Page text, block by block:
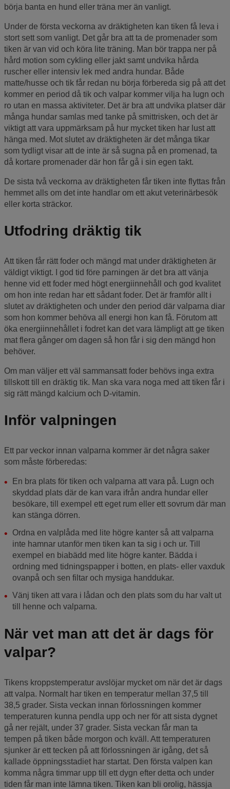
börja banta en hund eller träna mer än vanligt.
Under de första veckorna av dräktigheten kan tiken få leva i
stort sett som vanligt. Det går bra att ta de promenader som
tiken är van vid och köra lite träning. Man bör trappa ner på
hård motion som cykling eller jakt samt undvika hårda
ruscher eller intensiv lek med andra hundar. Både
matte/husse och tik får redan nu börja förbereda sig på att det
kommer en period då tik och valpar kommer vilja ha lugn och
ro utan en massa aktiviteter. Det är bra att undvika platser där
många hundar samlas med tanke på smittrisken, och det är
viktigt att vara uppmärksam på hur mycket tiken har lust att
hänga med. Mot slutet av dräktigheten är det många tikar
som tydligt visar att de inte är så sugna på en promenad, ta
då kortare promenader där hon får gå i sin egen takt.
De sista två veckorna av dräktigheten får tiken inte flyttas från
hemmet alls om det inte handlar om ett akut veterinärbesök
eller korta sträckor.
Utfodring dräktig tik
Att tiken får rätt foder och mängd mat under dräktigheten är
väldigt viktigt. I god tid före parningen är det bra att vänja
henne vid ett foder med högt energiinnehåll och god kvalitet
om hon inte redan har ett sådant foder. Det är framför allt i
slutet av dräktigheten och under den period där valparna diar
som hon kommer behöva all energi hon kan få. Förutom att
öka energiinnehållet i fodret kan det vara lämpligt att ge tiken
mat flera gånger om dagen så hon får i sig den mängd hon
behöver.
Om man väljer ett väl sammansatt foder behövs inga extra
tillskott till en dräktig tik. Man ska vara noga med att tiken får i
sig rätt mängd kalcium och D-vitamin.
Inför valpningen
Ett par veckor innan valparna kommer är det några saker
som måste förberedas:
En bra plats för tiken och valparna att vara på. Lugn och
skyddad plats där de kan vara ifrån andra hundar eller
besökare, till exempel ett eget rum eller ett sovrum där man
kan stänga dörren.
Ordna en valplåda med lite högre kanter så att valparna
inte hamnar utanför men tiken kan ta sig i och ur. Till
exempel en biabädd med lite högre kanter. Bädda i
ordning med tidningspapper i botten, en plats- eller vaxduk
ovanpå och sen filtar och mysiga handdukar.
Vänj tiken att vara i lådan och den plats som du har valt ut
till henne och valparna.
När vet man att det är dags för
valpar?
Tikens kroppstemperatur avslöjar mycket om när det är dags
att valpa. Normalt har tiken en temperatur mellan 37,5 till
38,5 grader. Sista veckan innan förlossningen kommer
temperaturen kunna pendla upp och ner för att sista dygnet
gå ner rejält, under 37 grader. Sista veckan får man ta
tempen på tiken både morgon och kväll. Att temperaturen
sjunker är ett tecken på att förlossningen är igång, det så
kallade öppningsstadiet har startat. Den första valpen kan
komma några timmar upp till ett dygn efter detta och under
tiden får man inte lämna tiken. Tiken kan bli orolig, hässja